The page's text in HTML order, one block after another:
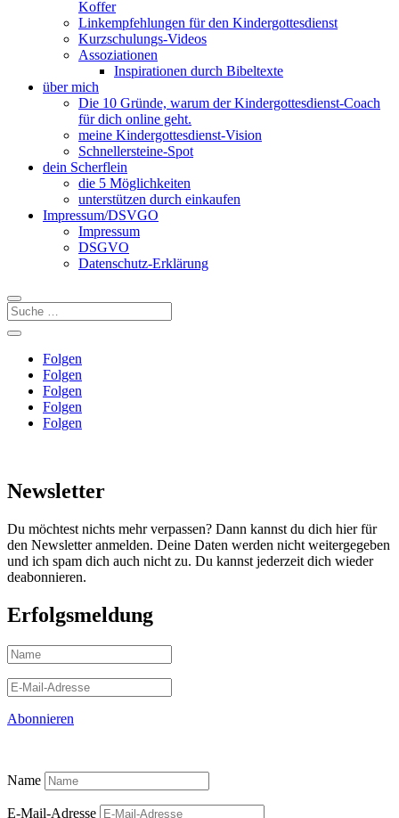
Koffer
Linkempfehlungen für den Kindergottesdienst
Kurzschulungs-Videos
Assoziationen
Inspirationen durch Bibeltexte
über mich
Die 10 Gründe, warum der Kindergottesdienst-Coach
für dich online geht.
meine Kindergottesdienst-Vision
Schnellersteine-Spot
dein Scherflein
die 5 Möglichkeiten
unterstützen durch einkaufen
Impressum/DSVGO
Impressum
DSGVO
Datenschutz-Erklärung
Folgen
Folgen
Folgen
Folgen
Folgen
Newsletter
Du möchtest nichts mehr verpassen? Dann kannst du dich hier für
den Newsletter anmelden. Deine Daten werden nicht weitergegeben
und ich spam dich auch nicht zu. Du kannst jederzeit dich wieder
deabonnieren.
Erfolgsmeldung
Abonnieren
Name
E-Mail-Adresse